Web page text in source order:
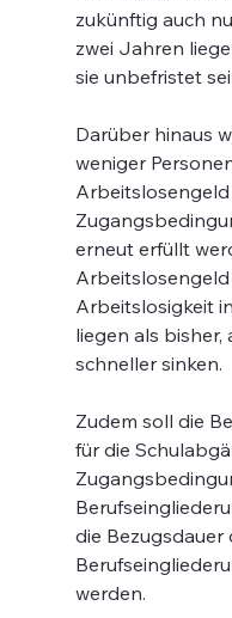
zukünftig auch
zwei Jahren
sie unbefristet
Darüber hinaus
weniger
erneut erfüllt
Arbeitslosigkeit
liegen als
schneller sinken.
Zudem soll die
für die
die Bezugsdauer
werden.